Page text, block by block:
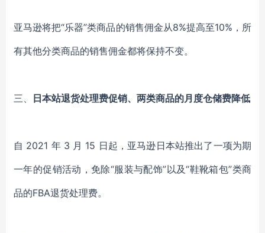
亚马逊将把“乐器”类商品的销售佣金从8%提高至10%，所
有其他分类商品的销售佣金都将保持不变。
三、 日本站退货处理费促销、两类商品的月度仓储费降低
自 2021 年 3 月 15 日起，亚马逊日本站推出了一项为期
一年的促销活动，免除“服装与配饰”以及“鞋靴箱包”类商
品的FBA退货处理费。